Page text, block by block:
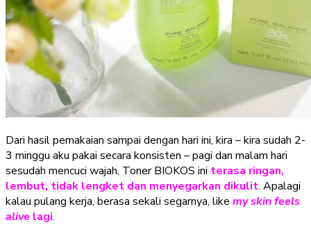
Dari hasil pemakaian sampai dengan hari ini, kira – kira sudah 2-
3 minggu aku pakai secara konsisten – pagi dan malam hari
sesudah mencuci wajah, Toner BIOKOS ini terasa ringan,
lembut, tidak lengket dan menyegarkan dikulit. Apalagi
kalau pulang kerja, berasa sekali segarnya, like my skin feels
alive lagi.